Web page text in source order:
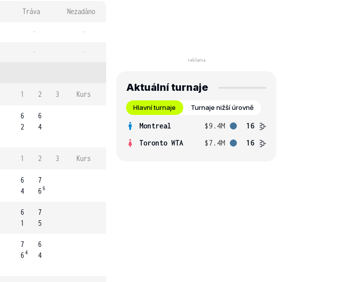
Tráva Nezadáno
- -
- -
1 2 3 Kurs
6
2
6
4
1 2 3 Kurs
6
4
7
66
6
1
7
5
7
64
6
4
Aktuální turnaje
Hlavní turnaje Turnaje nižší úrovně
Montreal $9.4M
16
Toronto WTA
$7.4M 16